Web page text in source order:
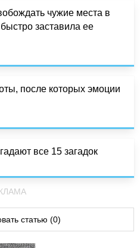
чужие места в
заставила ее
после которых эмоции
все 15 загадок
статью (0)